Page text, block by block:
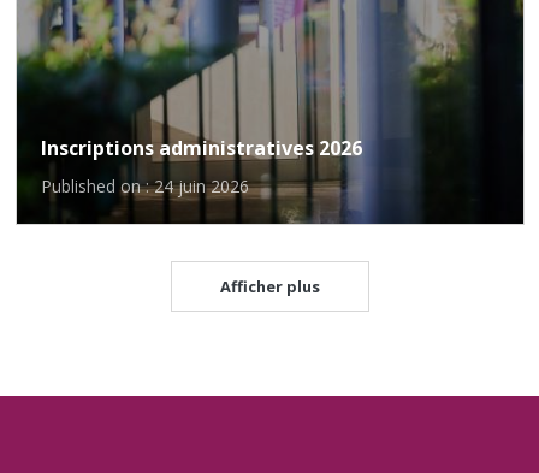
Inscriptions administratives 2026
Published on : 24 juin 2026
Afficher plus